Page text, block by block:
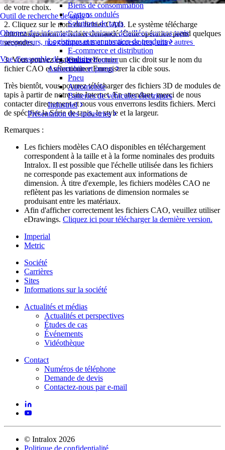
Outil de recherche de tapis
Obtenez des informations techniques détaillées sur nos tapis
transporteurs, nos composants et nos accessoires, entre autres
Vue d'ensemble des produits
Biens de consommation
Cartons ondulés
Solutions de tapis
Logistique et manutention de produits
E-commerce et distribution
Colis et courrier
Automobile et pneus
Pneu
Automobile
Batteries de véhicules électriques
Industriel
Présentation des industries
de votre choix.
2. Cliquez sur le nom du fichier CAO. Le système télécharge
automatiquement le fichier demandé. Cette opération prend quelques
secondes.
3. Vous pouvez également effectuer un clic droit sur le nom du
fichier CAO et sélectionner Enregistrer la cible sous.
Très bientôt, vous pourrez télécharger des fichiers 3D de modules de
tapis à partir de notre site Internet. En attendant, merci de nous
contacter directement et nous vous enverrons lesdits fichiers. Merci
de spécifier la Série de tapis, le style et la largeur.
Remarques :
Les fichiers modèles CAO disponibles en téléchargement
correspondent à la taille et à la forme nominales des produits
Intralox. Il est possible que l'échelle utilisée dans les fichiers
ne corresponde pas exactement aux informations de
dimension. À titre d'exemple, les fichiers modèles CAO ne
reflètent pas les variations de dimension normales se
produisant entre les matériaux.
Afin d'afficher correctement les fichiers CAO, veuillez utiliser
eDrawings. Cliquez ici pour télécharger la dernière version.
Imperial
Metric
Société
Carrières
Sites
Informations sur la société
Actualités et médias
Actualités et perspectives
Études de cas
Événements
Vidéothèque
Contact
Numéros de téléphone
Demande de devis
Contactez-nous par e-mail
© Intralox 2026
Politique de confidentialité